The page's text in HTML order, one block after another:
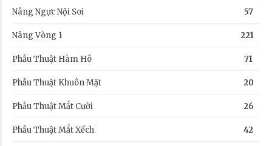
Nâng Ngực Nội Soi 57
Nâng Vòng 1 221
Phẫu Thuật Hàm Hô 71
Phẫu Thuật Khuôn Mặt 20
Phẫu Thuật Mắt Cười 26
Phẫu Thuật Mắt Xếch 42